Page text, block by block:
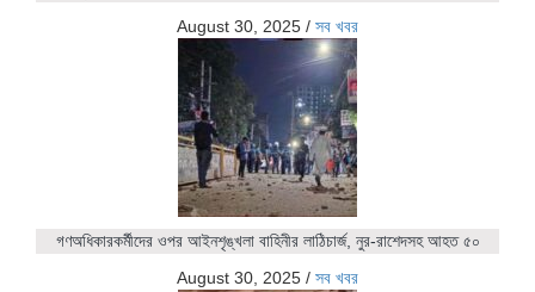
August 30, 2025 / সব খবর
গণঅধিকারকর্মীদের ওপর আইনশৃঙ্খলা বাহিনীর লাঠিচার্জ, নুর-রাশেদসহ আহত ৫০
August 30, 2025 / সব খবর